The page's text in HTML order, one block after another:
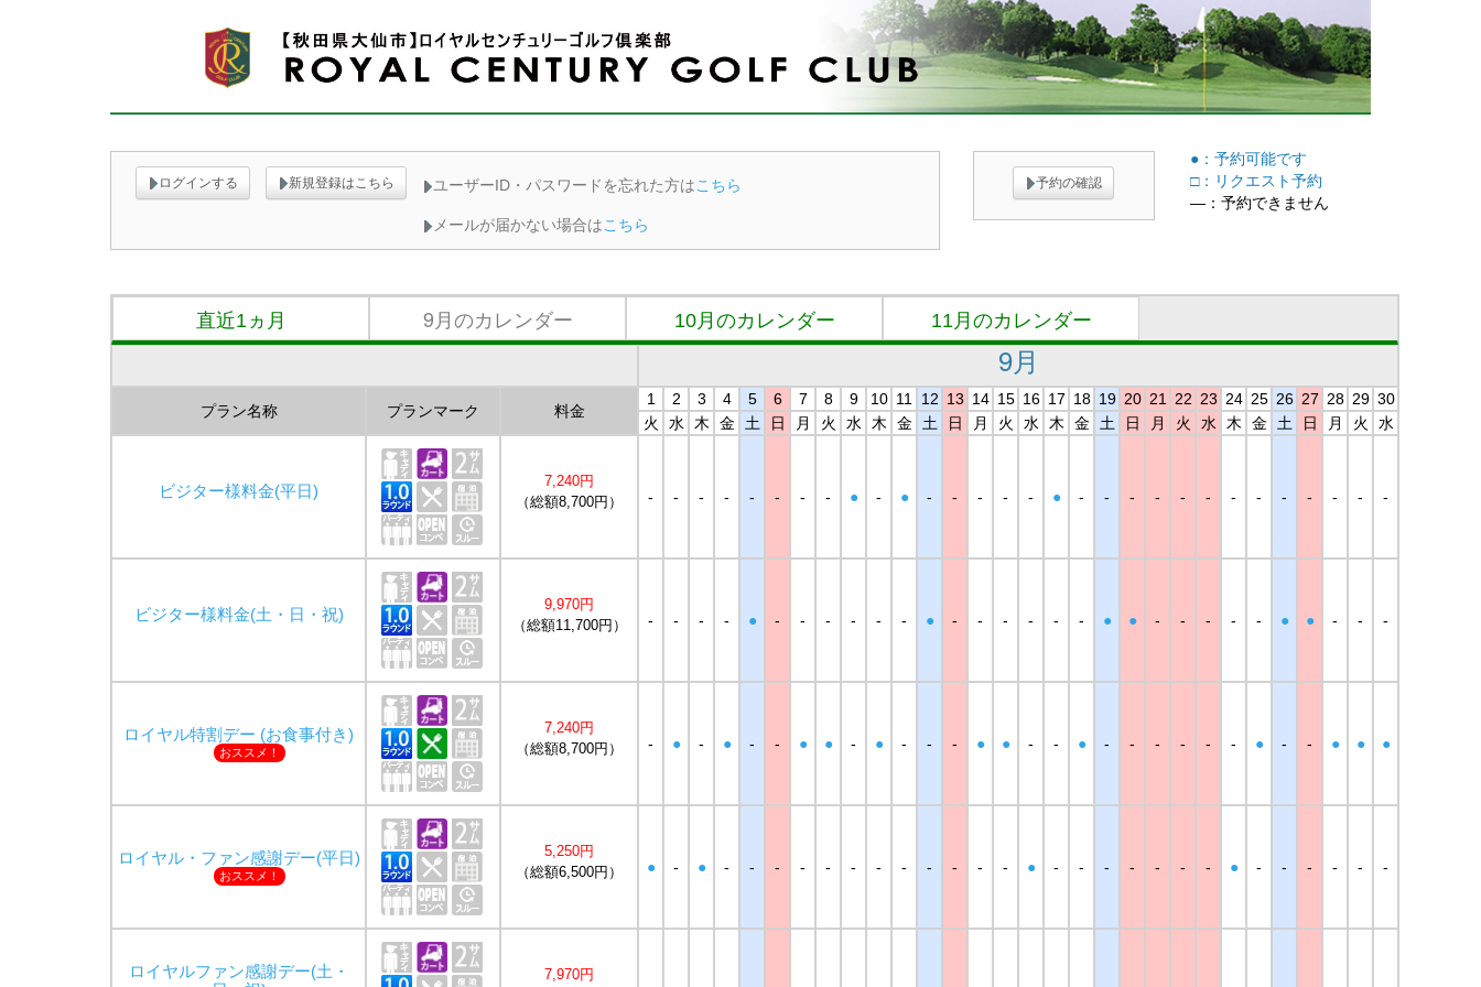
ログインする 新規登録はこちら ユーザーID・パスワードを忘れた方はこちら
メールが届かない場合はこちら
予約の確認
●：予約可能です
□：リクエスト予約
―：予約できません
直近1ヵ月 9月のカレンダー 10月のカレンダー 11月のカレンダー
9月
プラン名称 プランマーク 料金
1 2 3 4 5 6 7 8 9 10 11 12 13 14 15 16 17 18 19 20 21 22 23 24 25 26 27 28 29 30
火
水 木 金 土 日 月 火 水 木 金 土 日 月 火 水 木 金 土 日 月 火 水 木 金 土 日 月 火 水
ビジター様料金(平日)
7,240円
（総額8,700円）
- - - - - - - - ● - ● - - - - - ● - - - - - - - - - - - - -
ビジター様料金(土・日・祝)
9,970円
（総額11,700円）
- - - - ● - - - - - - ● - - - - - - ● ● - - - - - ● ● - - -
ロイヤル特割デー (お食事付き)
おススメ！
7,240円
（総額8,700円）
- ● - ● - - ● ● - ● - - - ● ● - - ● - - - - - - ● - - ● ● ●
ロイヤル・ファン感謝デー(平日)
おススメ！
5,250円
（総額6,500円）
● - ● - - - - - - - - - - - - ● - - - - - - - ● - - - - - -
ロイヤルファン感謝デー(土・
7,970円